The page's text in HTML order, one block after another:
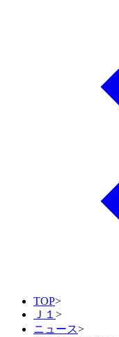
TOP>
Ｊ１ >
ニュース>